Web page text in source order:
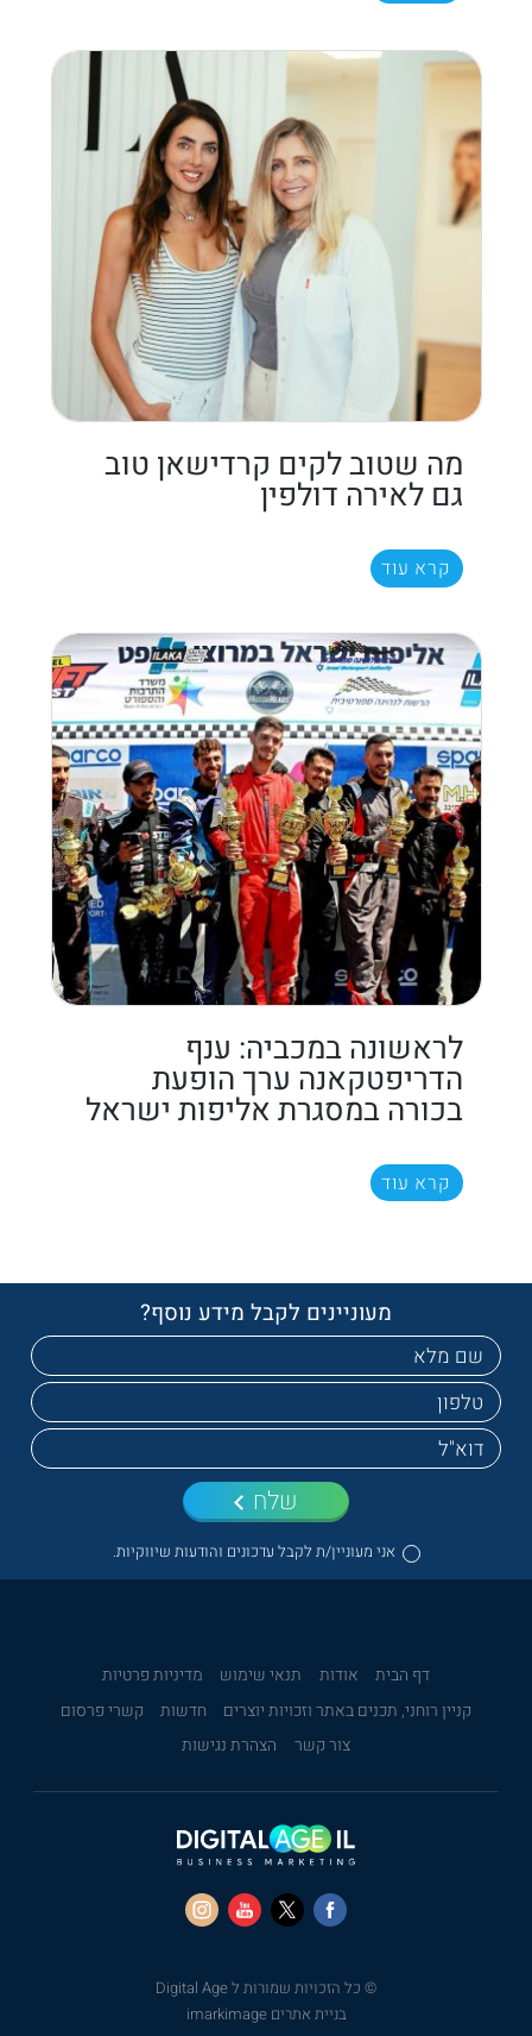
מה שטוב לקים קרדישאן טוב
גם לאירה דולפין
קרא עוד
לראשונה במכביה: ענף
הדריפטקאנה ערך הופעת
בכורה במסגרת אליפות ישראל
קרא עוד
מעוניינים לקבל מידע נוסף?
אני מעוניין/ת לקבל עדכונים והודעות שיווקיות.
שלח
דף הבית אודות תנאי שימוש
מדיניות פרטיות
קניין רוחני, תכנים באתר וזכויות יוצרים
חדשות
קשרי פרסום
צור קשר
הצהרת נגישות
© כל הזכויות שמורות ל Digital Age
בניית אתרים imarkimage